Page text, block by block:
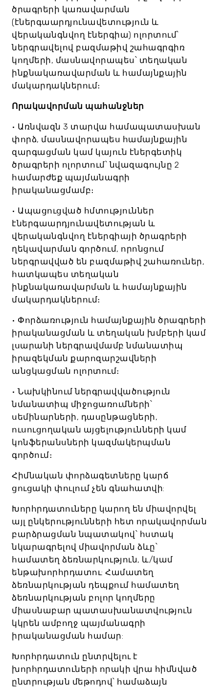
ծրագրերի կառավարման
(էներգաարդյունավետություն և
վերականգնվող էներգիա) ոլորտում՝
ներգրավելով բազմաթիվ շահագրգիռ
կողմերի, մասնավորապես՝ տեղական
ինքնակառավարման և համայնքային
մակարդակներում։
Որակավորման պահանջներ
• Առնվազն 3 տարվա համապատասխան
փորձ, մասնավորապես համայնքային
զարգացման կամ կայուն էներգետիկ
ծրագրերի ոլորտում՝ նվազագույնը 2
համարժեք պայմանագրի
իրականացմամբ։
• Ապացուցված հմտություններ
էներգաարդյունավետության և
վերականգնվող էներգիայի ծրագրերի
ղեկավարման գործում, որոնցում
ներգրավված են բազմաթիվ շահառուներ,
հատկապես տեղական
ինքնակառավարման և համայնքային
մակարդակներում։
• Փորձառություն համայնքային ծրագրերի
իրականացման և տեղական խմբերի կամ
լսարանի ներգրավմամբ նմանատիպ
իրազեկման քարոզարշավների
անցկացման ոլորտում։
• Նախկինում ներգրավվածություն
նմանատիպ միջոցառումների՝
սեմինարների, դասընթացների,
ուսուցողական այցելությունների կամ
կոնֆերանսների կազմակերպման
գործում։
Հիմնական փորձագետները կարճ
ցուցակի փուլում չեն գնահատվի:
Խորհրդատուները կարող են միավորվել
այլ ընկերությունների հետ որակավորման
բարձրացման նպատակով՝ հստակ
նկարագրելով միավորման ձևը՝
համատեղ ձեռնարկություն, և/կամ
ենթախորհրդատու: Համատեղ
ձեռնարկության դեպքում համատեղ
ձեռնարկության բոլոր կողմերը
միասնաբար պատասխանատվություն
կկրեն ամբողջ պայմանագրի
իրականացման համար:
Խորհրդատուն ընտրվելու է
խորհրդատուների որակի վրա հիմնված
ընտրության մեթոդով՝ համաձայն